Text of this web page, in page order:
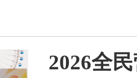
2026全